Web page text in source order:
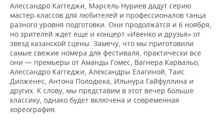
Алессандро Каггеджи, Марсель Нуриев дадут серию
мастер-классов для любителей и профессионалов танца
разного уровня подготовки. Они продолжатся и 6 ноября,
но зрителей ждет еще и концерт «Ивенко и друзья» от
звезд казанской сцены. Замечу, что мы приготовили
самые свежие номера для фестиваля, практически все
они — премьеры от Аманды Гомес, Вагнера Карвальо,
Алессандро Каггеджи, Александры Елагиной, Таис
Диоженес, Антона Полодюка, Ильнура Гайфуллина и
других. К слову, мы представим в этот вечер больше
классику, однако будет включена и современная
хореография.